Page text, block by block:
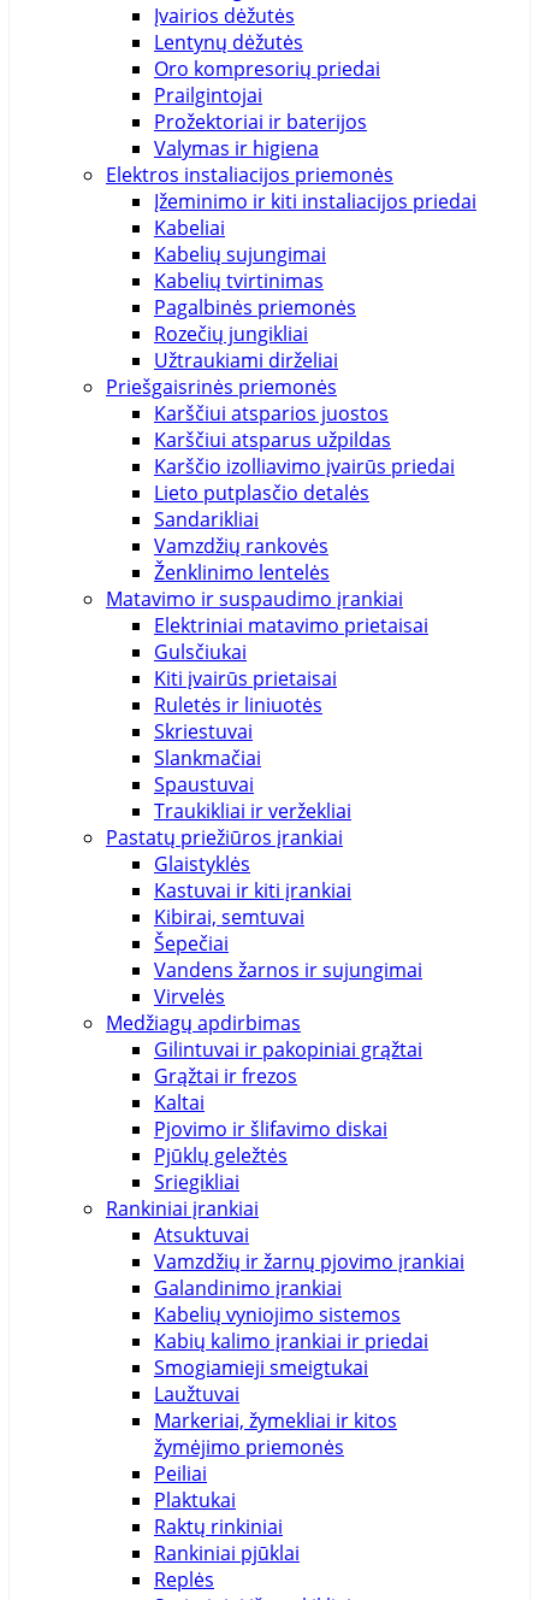
Įvairios dėžutės
Lentynų dėžutės
Oro kompresorių priedai
Prailgintojai
Prožektoriai ir baterijos
Valymas ir higiena
Elektros instaliacijos priemonės
Įžeminimo ir kiti instaliacijos priedai
Kabeliai
Kabelių sujungimai
Kabelių tvirtinimas
Pagalbinės priemonės
Rozečių jungikliai
Užtraukiami dirželiai
Priešgaisrinės priemonės
Karščiui atsparios juostos
Karščiui atsparus užpildas
Karščio izolliavimo įvairūs priedai
Lieto putplasčio detalės
Sandarikliai
Vamzdžių rankovės
Ženklinimo lentelės
Matavimo ir suspaudimo įrankiai
Elektriniai matavimo prietaisai
Gulsčiukai
Kiti įvairūs prietaisai
Ruletės ir liniuotės
Skriestuvai
Slankmačiai
Spaustuvai
Traukikliai ir veržekliai
Pastatų priežiūros įrankiai
Glaistyklės
Kastuvai ir kiti įrankiai
Kibirai, semtuvai
Šepečiai
Vandens žarnos ir sujungimai
Virvelės
Medžiagų apdirbimas
Gilintuvai ir pakopiniai grąžtai
Grąžtai ir frezos
Kaltai
Pjovimo ir šlifavimo diskai
Pjūklų geležtės
Sriegikliai
Rankiniai įrankiai
Atsuktuvai
Vamzdžių ir žarnų pjovimo įrankiai
Galandinimo įrankiai
Kabelių vyniojimo sistemos
Kabių kalimo įrankiai ir priedai
Smogiamieji smeigtukai
Laužtuvai
Markeriai, žymekliai ir kitos
žymėjimo priemonės
Peiliai
Plaktukai
Raktų rinkiniai
Rankiniai pjūklai
Replės